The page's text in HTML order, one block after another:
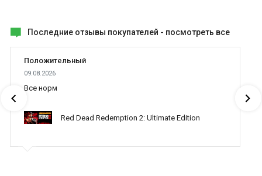
Последние отзывы покупателей - посмотреть все
Положительный
09.08.2026
Все норм
Red Dead Redemption 2: Ultimate Edition